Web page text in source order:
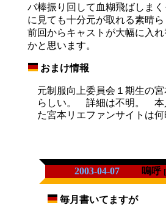
バ棒振り回して血糊飛ばしま
に見ても十分元が取れる素晴ら
前回からキャストが大幅に入
かと思います。
おまけ情報
元制服向上委員会１期生の
らしい。 詳細は不明。 本
た宮本リエファンサイトは何
2003-04-07 嗚呼 [
毎月書いてますが